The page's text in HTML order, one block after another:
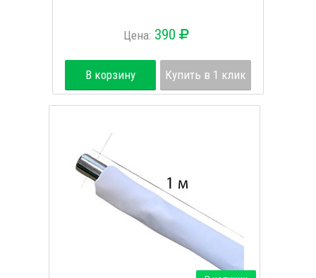
Цена: 390
В корзину Купить в 1 клик